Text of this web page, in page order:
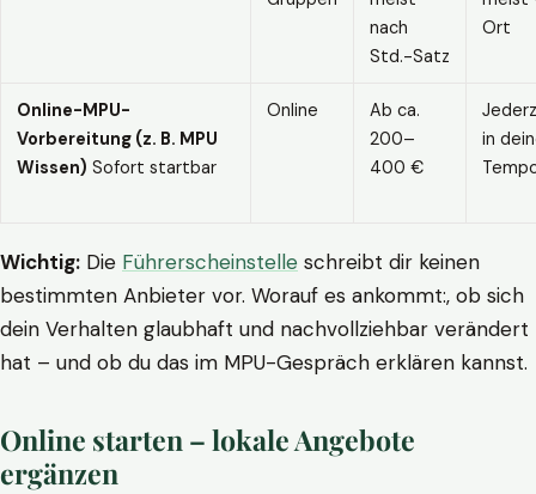
nach
Std.-Satz
Ort
Online-MPU-
Vorbereitung (z. B. MPU
Wissen) Sofort startbar
Online
Ab ca.
200–
400 €
in
Wichtig: Die Führerscheinstelle schreibt dir keinen
bestimmten Anbieter vor. Worauf es ankommt:, ob sich
dein Verhalten glaubhaft und nachvollziehbar verändert
hat – und ob du das im MPU-Gespräch erklären kannst.
Online starten – lokale Angebote
ergänzen